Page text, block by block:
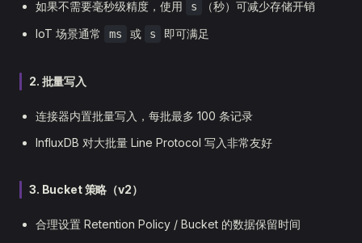
如果不需要毫秒级精度，使用 s
（秒）可减少存储开销
IoT 场景通常
ms 或 s 即可满足
2. 批量写入
连接器内置批量写入，每批最多 100 条记录
InfluxDB 对大批量 Line Protocol 写入非常友好
3. Bucket 策略（v2）
合理设置 Retention Policy / Bucket 的数据保留时间